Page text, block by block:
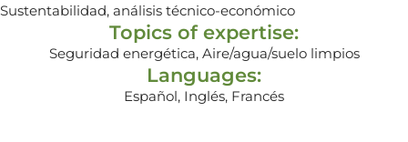
Sustentabilidad, análisis técnico-económico
Topics of expertise:
Seguridad energética, Aire/agua/suelo limpios
Languages:
Español, Inglés, Francés